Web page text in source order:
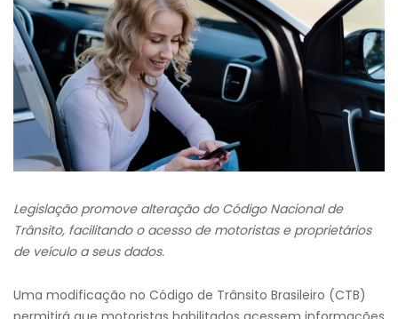
Legislação promove alteração do Código Nacional de
Trânsito, facilitando o acesso de motoristas e proprietários
de veículo a seus dados.
Uma modificação no Código de Trânsito Brasileiro (CTB)